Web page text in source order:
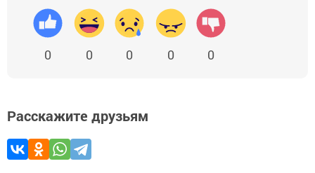
0 0 0 0 0
Расскажите друзьям